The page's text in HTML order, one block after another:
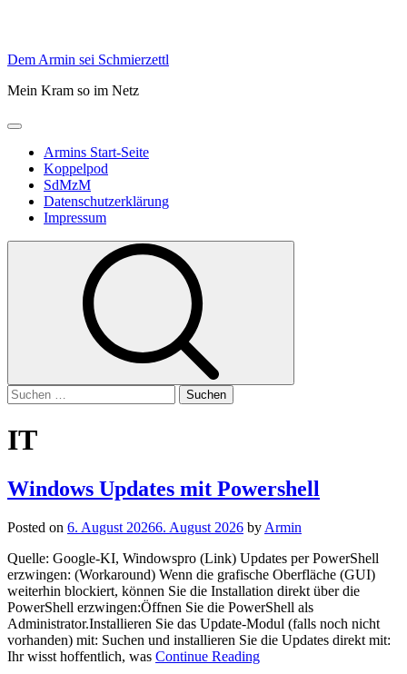
Skip
content
Dem Armin sei Schmierzettl
Mein Kram so im Netz
Primary
Armins Start-Seite
Koppelpod
SdMzM
Datenschutzerklärung
Impressum
Suchen
nach:
IT
Windows Updates mit Powershell
Posted on 6. August 20266. August 2026 by Armin
Quelle: Google-KI, Windowspro (Link) Updates per PowerShell
erzwingen: (Workaround) Wenn die grafische Oberfläche (GUI)
weiterhin blockiert, können Sie die Installation direkt über die
PowerShell erzwingen:Öffnen Sie die PowerShell als
Administrator.Installieren Sie das Update-Modul (falls noch nicht
vorhanden) mit: Suchen und installieren Sie die Updates direkt mit:
Ihr wisst hoffentlich, was Continue Reading